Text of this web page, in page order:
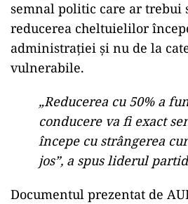
semnal politic care ar trebui
reducerea cheltuielilor
administrației și nu de la
vulnerabile.
„Reducerea cu 50% a
conducere va fi exact
începe cu strângerea
jos”, a spus liderul
Documentul prezentat de